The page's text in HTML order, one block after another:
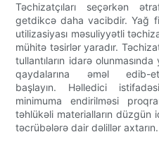
Təchizatçıları seçərkən
getdikcə daha vacibdir. Yağ
utilizasiyası məsuliyyətli
mühitə təsirlər yaradır.
tullantıların idarə
qaydalarına əməl edib-
başlayın. Həlledici
minimuma endirilməsi
təhlükəli materialların düzgün
təcrübələrə dair dəlillər axtarın.